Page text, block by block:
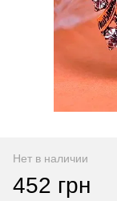
Нет в наличии
452 грн